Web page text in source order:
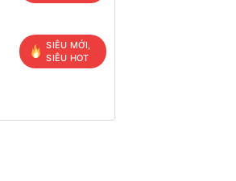
SIÊU MỚI,
SIÊU HOT